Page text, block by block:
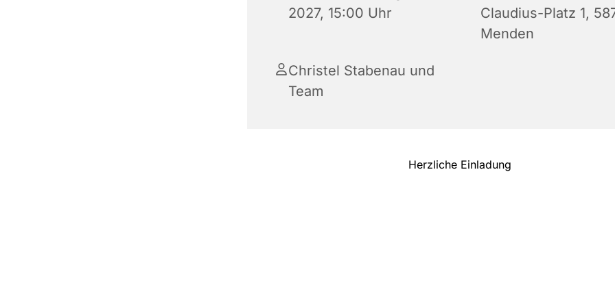
2027, 15:00 Uhr
Claudius-Platz 1,
Menden
Christel Stabenau und
Team
Herzliche Einladung